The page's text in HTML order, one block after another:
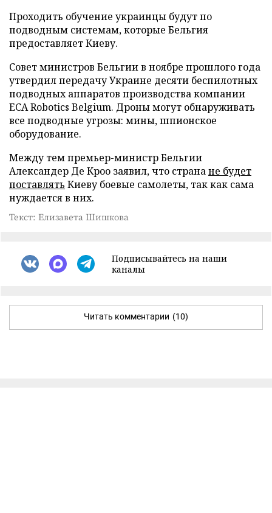
Проходить обучение украинцы будут по
подводным системам, которые Бельгия
предоставляет Киеву.
Совет министров Бельгии в ноябре прошлого года
утвердил передачу Украине десяти беспилотных
подводных аппаратов производства компании
ECA Robotics Belgium. Дроны могут обнаруживать
все подводные угрозы: мины, шпионское
оборудование.
Между тем премьер-министр Бельгии
Александер Де Кроо заявил, что странане будет
поставлять Киеву боевые самолеты, так как сама
нуждается в них.
Текст: Елизавета Шишкова
Подписывайтесь на наши
каналы
Читать комментарии (10)